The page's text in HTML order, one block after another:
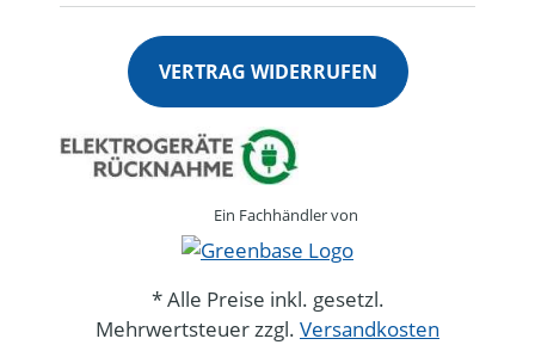
VERTRAG WIDERRUFEN
Ein Fachhändler von
* Alle Preise inkl. gesetzl.
Mehrwertsteuer zzgl. Versandkosten